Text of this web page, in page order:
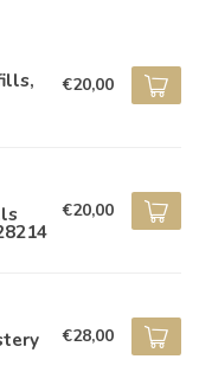
€20,00
€20,00
€28,00